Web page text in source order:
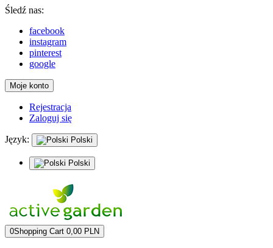
Śledź nas:
facebook
instagram
pinterest
google
Moje konto
Rejestracja
Zaloguj się
Język: Polski
Polski
0Shopping Cart 0,00 PLN